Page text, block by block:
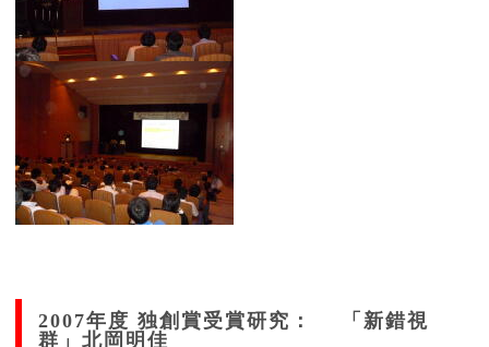
2007年度 独創賞受賞研究： 「新錯視
群」北岡明佳